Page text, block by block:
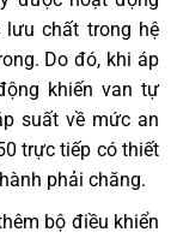
chất trong hệ
Do đó, khi áp
khiến van tự
suất về mức an
trực tiếp có thiết
phải chăng.
bộ điều khiển